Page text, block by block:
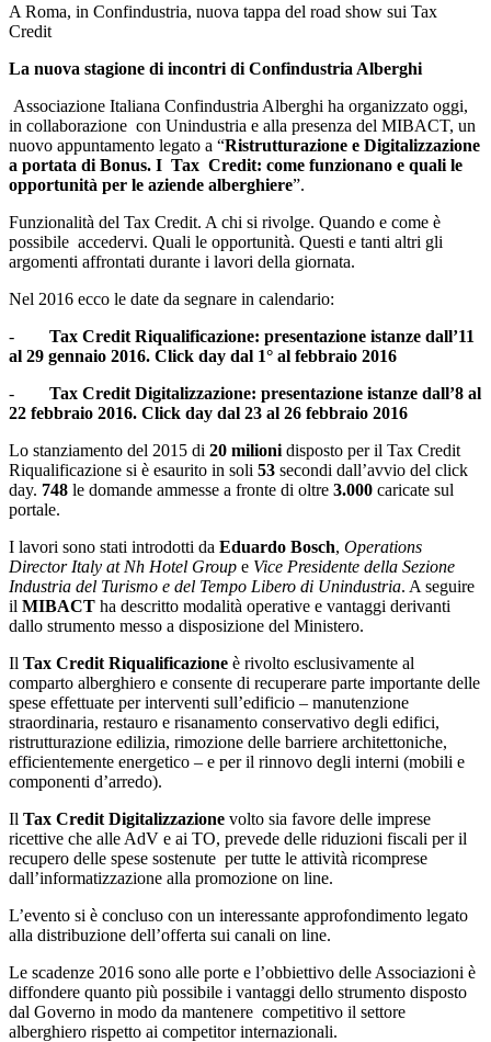
A Roma, in Confindustria, nuova tappa del road show sui Tax
Credit
La nuova stagione di incontri di Confindustria Alberghi
Associazione Italiana Confindustria Alberghi ha organizzato oggi,
in collaborazione con Unindustria e alla presenza del MIBACT, un
nuovo appuntamento legato a “Ristrutturazione e Digitalizzazione
a portata di Bonus. I Tax Credit: come funzionano e quali le
opportunità per le aziende alberghiere”.
Funzionalità del Tax Credit. A chi si rivolge. Quando e come è
possibile accedervi. Quali le opportunità. Questi e tanti altri gli
argomenti affrontati durante i lavori della giornata.
Nel 2016 ecco le date da segnare in calendario:
- Tax Credit Riqualificazione: presentazione istanze dall’11
al 29 gennaio 2016. Click day dal 1° al febbraio 2016
- Tax Credit Digitalizzazione: presentazione istanze dall’8 al
22 febbraio 2016. Click day dal 23 al 26 febbraio 2016
Lo stanziamento del 2015 di 20 milioni disposto per il Tax Credit
Riqualificazione si è esaurito in soli 53 secondi dall’avvio del click
day. 748 le domande ammesse a fronte di oltre 3.000 caricate sul
portale.
I lavori sono stati introdotti da Eduardo Bosch, Operations
Director Italy at Nh Hotel Group e Vice Presidente della Sezione
Industria del Turismo e del Tempo Libero di Unindustria. A seguire
il MIBACT ha descritto modalità operative e vantaggi derivanti
dallo strumento messo a disposizione del Ministero.
Il Tax Credit Riqualificazione è rivolto esclusivamente al
comparto alberghiero e consente di recuperare parte importante delle
spese effettuate per interventi sull’edificio – manutenzione
straordinaria, restauro e risanamento conservativo degli edifici,
ristrutturazione edilizia, rimozione delle barriere architettoniche,
efficientemente energetico – e per il rinnovo degli interni (mobili e
componenti d’arredo).
Il Tax Credit Digitalizzazione volto sia favore delle imprese
ricettive che alle AdV e ai TO, prevede delle riduzioni fiscali per il
recupero delle spese sostenute per tutte le attività ricomprese
dall’informatizzazione alla promozione on line.
L’evento si è concluso con un interessante approfondimento legato
alla distribuzione dell’offerta sui canali on line.
Le scadenze 2016 sono alle porte e l’obbiettivo delle Associazioni è
diffondere quanto più possibile i vantaggi dello strumento disposto
dal Governo in modo da mantenere competitivo il settore
alberghiero rispetto ai competitor internazionali.